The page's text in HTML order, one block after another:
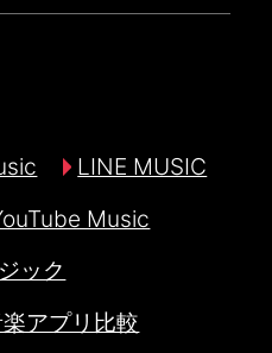
LINE MUSIC
Music
ック
アプリ比較